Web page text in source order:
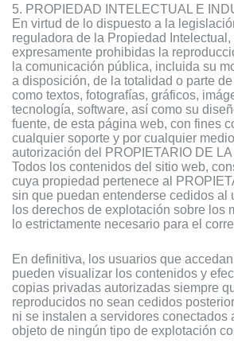
5. PROPIEDAD INTELECTUAL E
En virtud de lo dispuesto a la
reguladora de la Propiedad Intelectual,
expresamente prohibidas la
la comunicación pública, incluida su
a disposición, de la totalidad o parte
como textos, fotografías, gráficos,
tecnología, software, así como su
fuente, de esta página web, con fines
cualquier soporte y por cualquier
autorización del PROPIETARIO DE LA
Todos los contenidos del sitio web,
cuya propiedad pertenece al
sin que puedan entenderse cedidos al
los derechos de explotación sobre los
lo estrictamente necesario para el
En definitiva, los usuarios que
pueden visualizar los contenidos y
copias privadas autorizadas siempre
reproducidos no sean cedidos
ni se instalen a servidores conectados
objeto de ningún tipo de explotación